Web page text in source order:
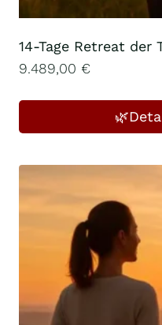
14-Tage Retreat der
9.489,00 €